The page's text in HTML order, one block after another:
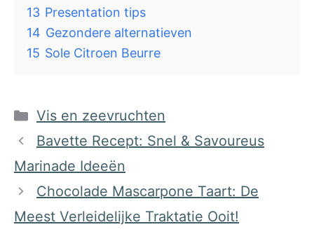
13 Presentation tips
14 Gezondere alternatieven
15 Sole Citroen Beurre
Categorieën
Vis en zeevruchten
Bavette Recept: Snel & Savoureus
Marinade Ideeën
Chocolade Mascarpone Taart: De
Meest Verleidelijke Traktatie Ooit!